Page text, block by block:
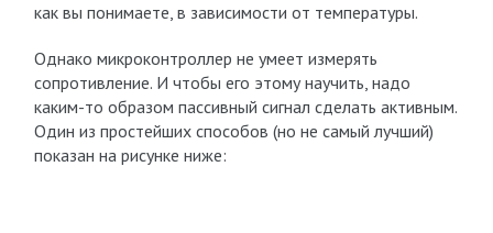
как вы понимаете, в зависимости от температуры.
Однако микроконтроллер не умеет измерять
сопротивление. И чтобы его этому научить, надо
каким-то образом пассивный сигнал сделать активным.
Один из простейших способов (но не самый лучший)
показан на рисунке ниже: